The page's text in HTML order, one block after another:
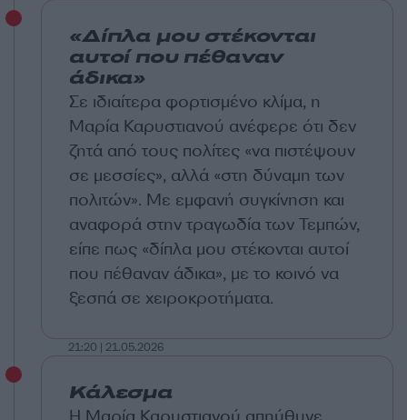
«Δίπλα μου στέκονται
αυτοί που πέθαναν
άδικα»
Σε ιδιαίτερα φορτισμένο κλίμα, η
Μαρία Καρυστιανού ανέφερε ότι δεν
ζητά από τους πολίτες «να πιστέψουν
σε μεσσίες», αλλά «στη δύναμη των
πολιτών». Με εμφανή συγκίνηση και
αναφορά στην τραγωδία των Τεμπών,
είπε πως «δίπλα μου στέκονται αυτοί
που πέθαναν άδικα», με το κοινό να
ξεσπά σε χειροκροτήματα.
21:20 | 21.05.2026
Κάλεσμα